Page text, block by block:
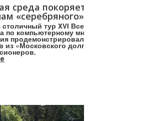
среда покоряется
«серебряного» возраста!
тур XVI Всероссийского
по компьютерному многоборью.
продемонстрировали более 160
из «Московского долголетия» и